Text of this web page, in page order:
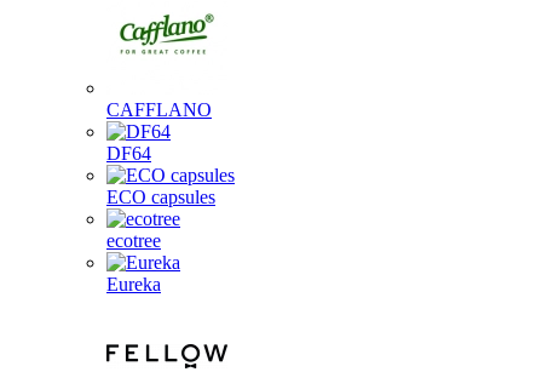
CAFFLANO
DF64
ECO capsules
ecotree
Eureka